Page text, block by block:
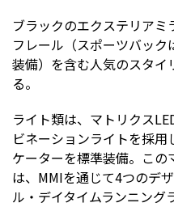
ブラックのエクステリア
フレール（スポーツバッ
装備）を含む人気のスタイ
る。
ライト類は、マトリクス
ビネーションライトを採
ケーターを標準装備。この
は、MMIを通じて4つのデ
ル・デイタイムランニング